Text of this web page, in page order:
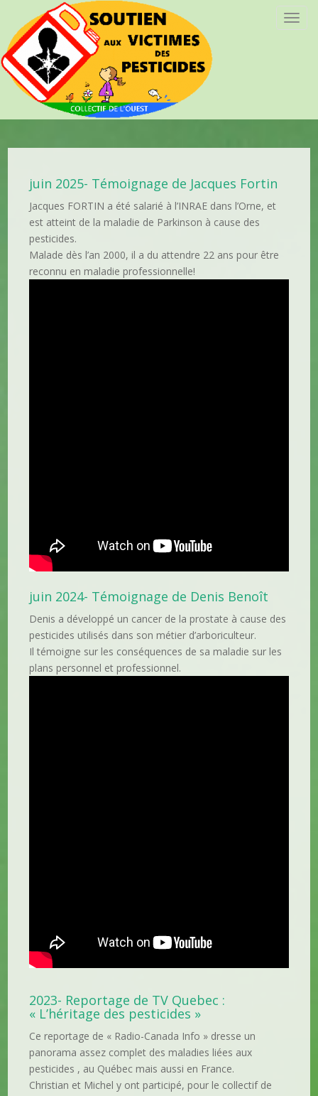
T
n
v
juin 2025- Témoignage de Jacques Fortin
Jacques FORTIN a été salarié à l’INRAE dans l’Orne, et
est atteint de la maladie de Parkinson à cause des
pesticides.
Malade dès l’an 2000, il a du attendre 22 ans pour être
reconnu en maladie professionnelle!
juin 2024- Témoignage de Denis Benoît
Denis a développé un cancer de la prostate à cause des
pesticides utilisés dans son métier d’arboriculteur.
Il témoigne sur les conséquences de sa maladie sur les
plans personnel et professionnel.
2023- Reportage de TV Quebec :
« L’héritage des pesticides »
Ce reportage de « Radio-Canada Info » dresse un
panorama assez complet des maladies liées aux
pesticides , au Québec mais aussi en France.
Christian et Michel y ont participé, pour le collectif de